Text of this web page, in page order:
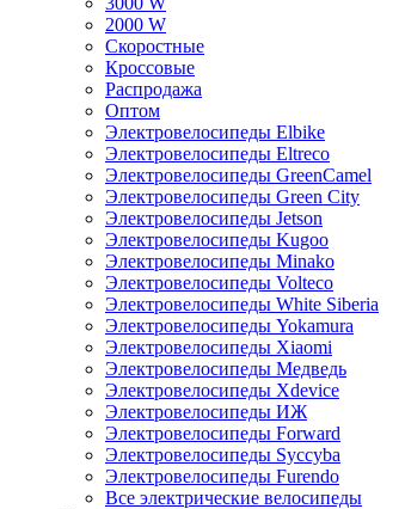
2000 W
Скоростные
Кроссовые
Распродажа
Оптом
Электровелосипеды Elbike
Электровелосипеды Eltreco
Электровелосипеды GreenCamel
Электровелосипеды Green City
Электровелосипеды Jetson
Электровелосипеды Kugoo
Электровелосипеды Minako
Электровелосипеды Volteco
Электровелосипеды White Siberia
Электровелосипеды Yokamura
Электровелосипеды Xiaomi
Электровелосипеды Медведь
Электровелосипеды Xdevice
Электровелосипеды ИЖ
Электровелосипеды Forward
Электровелосипеды Syccyba
Электровелосипеды Furendo
Все электрические велосипеды